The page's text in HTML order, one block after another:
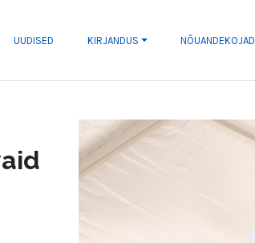
UUDISED KIRJANDUS NÕUANDEKOJAD